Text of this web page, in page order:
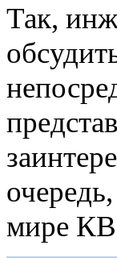
Так,
мире